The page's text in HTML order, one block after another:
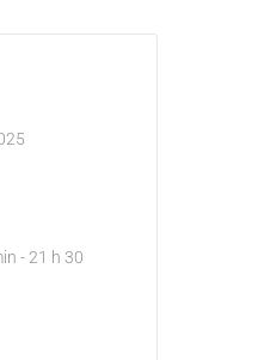
- 21 h 30